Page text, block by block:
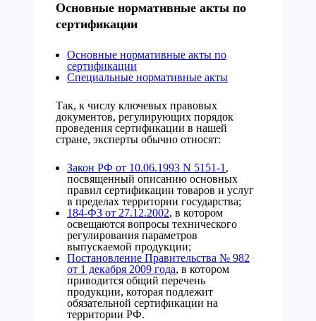
Основные нормативные акты по
сертификации
Основные нормативные акты по
сертификации
Специальные нормативные акты
Так, к числу ключевых правовых
документов, регулирующих порядок
проведения сертификации в нашей
стране, эксперты обычно относят:
Закон РФ от 10.06.1993 N 5151-1 ,
посвященный описанию основных
правил сертификации товаров и услуг
в пределах территории государства;
184-ФЗ от 27.12.2002, в котором
освещаются вопросы технического
регулирования параметров
выпускаемой продукции;
Постановление Правительства № 982
от 1 декабря 2009 года, в котором
приводится общий перечень
продукции, которая подлежит
обязательной сертификации на
территории РФ.